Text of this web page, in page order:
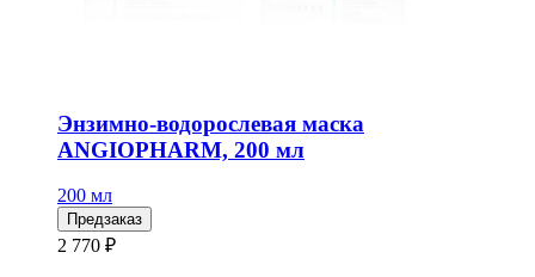
Энзимно-водорослевая маска
ANGIOPHARM, 200 мл
200 мл
Предзаказ
2 770 ₽